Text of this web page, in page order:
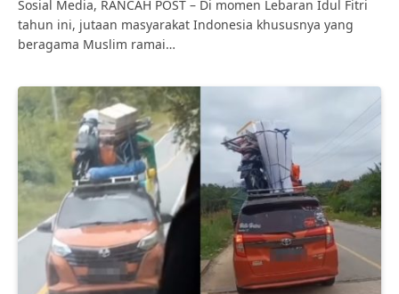
Sosial Media, RANCAH POST – Di momen Lebaran Idul Fitri
tahun ini, jutaan masyarakat Indonesia khususnya yang
beragama Muslim ramai…